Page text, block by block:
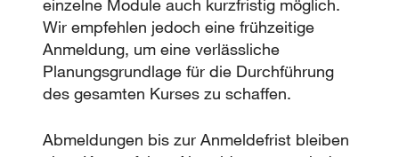
einzelne Module auch kurzfristig möglich.
Wir empfehlen jedoch eine frühzeitige
Anmeldung, um eine verlässliche
Planungsgrundlage für die Durchführung
des gesamten Kurses zu schaffen.
Abmeldungen bis zur Anmeldefrist bleiben